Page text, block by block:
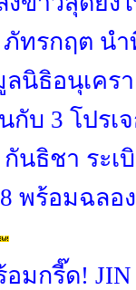
ทรกฤต นำ
ลนิธิอนุเคร
กับ 3 โปรเ
นธิชา ระเ
8 พร้อมฉล
มกรี๊ด! JIN